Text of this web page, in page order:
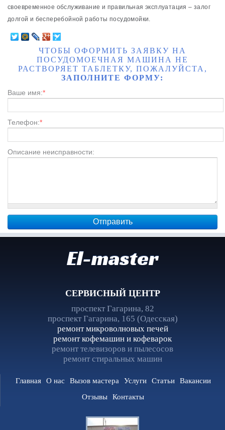
своевременное обслуживание и правильная эксплуатация – залог
долгой и бесперебойной работы посудомойки.
ЧТОБЫ ОФОРМИТЬ ЗАЯВКУ НА
ПОСУДОМОЕЧНАЯ МАШИНА НЕ
РАСТВОРЯЕТ ТАБЛЕТКУ, ПОЖАЛУЙСТА,
ЗАПОЛНИТЕ ФОРМУ:
Ваше имя:*
Телефон:*
Описание неисправности:
El-master
СЕРВИСНЫЙ ЦЕНТР
проспект Гагарина, 82
проспект Гагарина, 165 (Одесская)
ремонт микроволновых печей
ремонт кофемашин и кофеварок
ремонт телевизоров и пылесосов
ремонт стиральных машин
Главная О нас Вызов мастера Услуги Статьи
Вакансии
Отзывы
Контакты